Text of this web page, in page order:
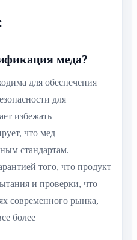
меда?
для обеспечения
для
избежать
что мед
стандартам.
того, что продукт
и проверки, что
современного рынка,
более